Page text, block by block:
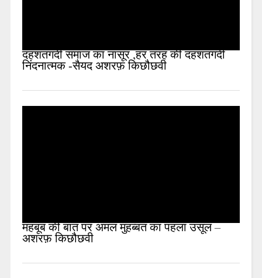
दहशतगर्दी समाज का नासूर ,हर तरह की दहशतगर्दी
निंदनात्मक -सैयद अशरफ़ किछौछवी
महबूब की बात पर अमल मुहब्बत का पहला उसूल –
अशरफ़ किछौछवी